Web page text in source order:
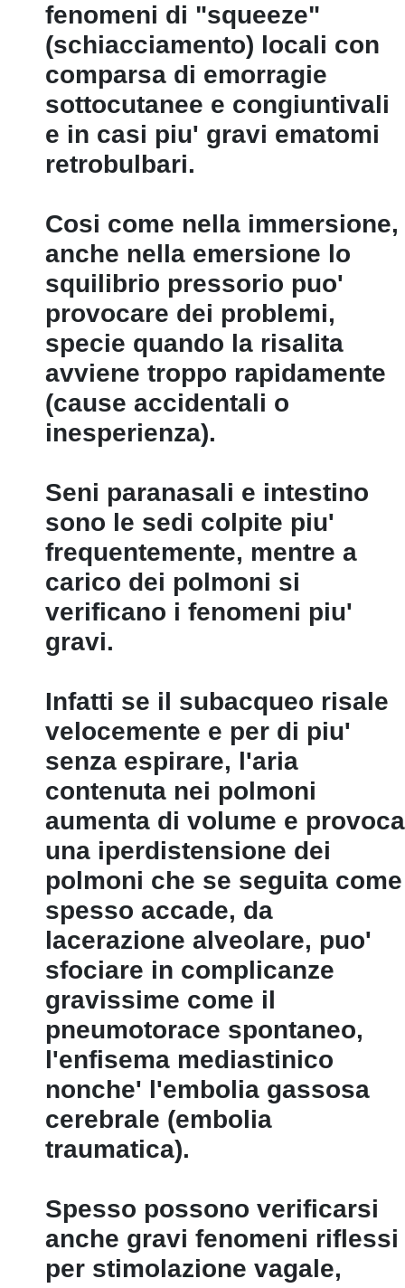
fenomeni di "squeeze"
(schiacciamento) locali con
comparsa di emorragie
sottocutanee e congiuntivali
e in casi piu' gravi ematomi
retrobulbari.
Cosi come nella immersione,
anche nella emersione lo
squilibrio pressorio puo'
provocare dei problemi,
specie quando la risalita
avviene troppo rapidamente
(cause accidentali o
inesperienza).
Seni paranasali e intestino
sono le sedi colpite piu'
frequentemente, mentre a
carico dei polmoni si
verificano i fenomeni piu'
gravi.
Infatti se il subacqueo risale
velocemente e per di piu'
senza espirare, l'aria
contenuta nei polmoni
aumenta di volume e provoca
una iperdistensione dei
polmoni che se seguita come
spesso accade, da
lacerazione alveolare, puo'
sfociare in complicanze
gravissime come il
pneumotorace spontaneo,
l'enfisema mediastinico
nonche' l'embolia gassosa
cerebrale (embolia
traumatica).
Spesso possono verificarsi
anche gravi fenomeni riflessi
per stimolazione vagale,